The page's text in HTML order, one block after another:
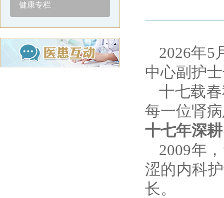
健康专栏
2026年5
中心副护
十七载
每一位肾
十七年深
2009年
涩的内科
长。